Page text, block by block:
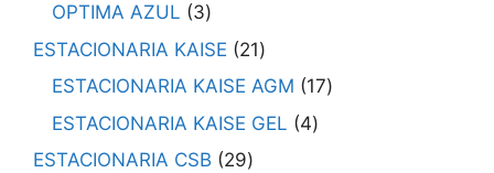
OPTIMA AZUL
3
ESTACIONARIA KAISE
21
ESTACIONARIA KAISE AGM
17
ESTACIONARIA KAISE GEL
4
ESTACIONARIA CSB
29